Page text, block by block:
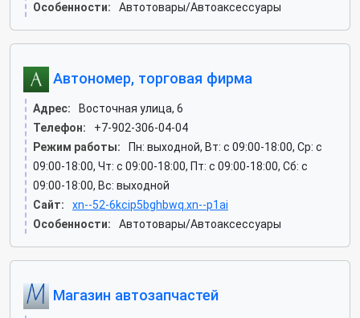
Особенности:
Автотовары/Автоаксессуары
Автономер, торговая фирма
Адрес:
Восточная улица, 6
Телефон:
+7-902-306-04-04
Режим работы:
Пн: выходной, Вт: c 09:00-18:00, Ср: c
09:00-18:00, Чт: c 09:00-18:00, Пт: c 09:00-18:00, Сб: c
09:00-18:00, Вс: выходной
Сайт:
xn--52-6kcip5bghbwq.xn--p1ai
Особенности:
Автотовары/Автоаксессуары
Магазин автозапчастей